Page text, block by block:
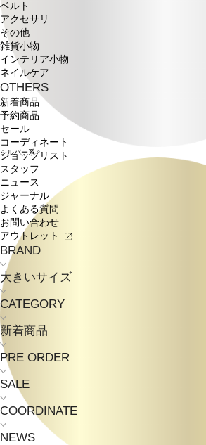
ベルト
アクセサリ
その他
雑貨小物
インテリア小物
ネイルケア
OTHERS
新着商品
予約商品
セール
コーディネート
ショップリスト
スタッフ
ニュース
ジャーナル
よくある質問
お問い合わせ
アウトレット
BRAND
大きいサイズ
CATEGORY
新着商品
PRE ORDER
SALE
COORDINATE
NEWS
シルバー系